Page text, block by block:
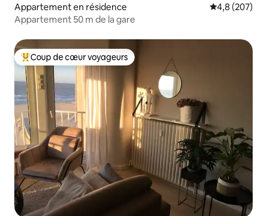
Appartement en résidence Évaluation
4,8 (207)
Appartement 50 m de la gare
Coups de cœur voyageurs les plus appréciés
Coup de cœur voyageurs